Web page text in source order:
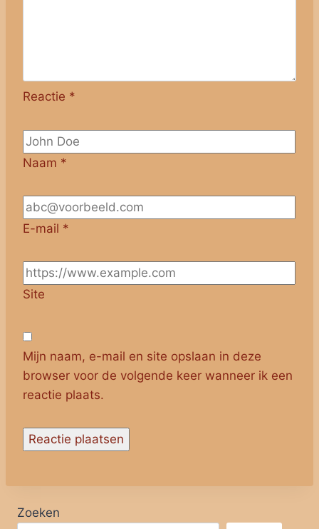
Reactie *
Naam *
E-mail *
Site
Mijn naam, e-mail en site opslaan in deze
browser voor de volgende keer wanneer ik een
reactie plaats.
Zoeken